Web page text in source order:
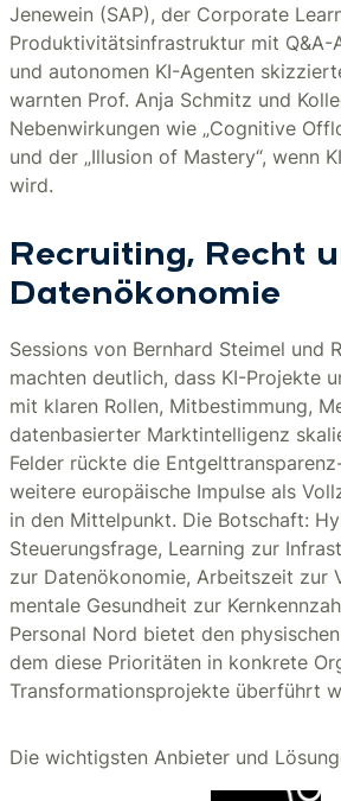
Jenewein (SAP), der Corporate
Produktivitätsinfrastruktur mit Q&A-
und autonomen KI-Agenten
warnten Prof. Anja Schmitz und
Nebenwirkungen wie „Cognitive
und der „Illusion of Mastery“, wenn
wird.
Recruiting, Recht
Datenökonomie
Sessions von Bernhard Steimel und
machten deutlich, dass KI-Projekte
mit klaren Rollen, Mitbestimmung,
datenbasierter Marktintelligenz
Felder rückte die
weitere europäische Impulse als
in den Mittelpunkt. Die Botschaft:
Steuerungsfrage, Learning zur
zur Datenökonomie, Arbeitszeit zur
mentale Gesundheit zur
Personal Nord bietet den
dem diese Prioritäten in konkrete
Transformationsprojekte überführt
Die wichtigsten Anbieter und